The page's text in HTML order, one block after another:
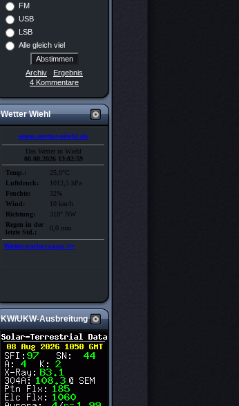
FM
USB
LSB
Alle gleich viel
Archiv
Ergebnis
4 Kommentare
Wetter Wiehl
KW/UKW-Ausbreitung